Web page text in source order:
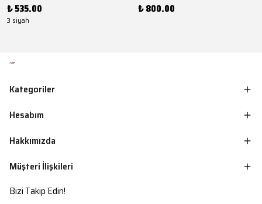
₺ 535.00
3 siyah
₺ 800.00
Kategoriler
Hesabım
Hakkımızda
Müşteri İlişkileri
Bizi Takip Edin!